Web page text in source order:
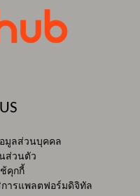
มูลส่วนบุคคล
ส่วนตัว
คุกกี้
ารแพลตฟอร์มดิจิทัล